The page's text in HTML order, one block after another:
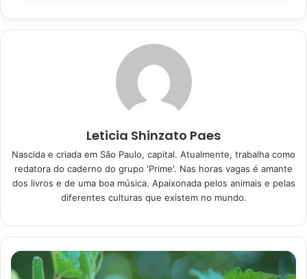
simples
Dicas caseiras para limpar sua casa
de forma rápida e eficaz
28/05/2023
Como expor as suas
plantinhas?
mais do que agradável em sua casa. De modo que, esse
detalhe tornará o seu ambiente muito mais acolhedor e
charmoso.
Leticia Shinzato Paes
Nascida e criada em São Paulo, capital. Atualmente, trabalha como
redatora do caderno do grupo 'Prime'. Nas horas vagas é amante
dos livros e de uma boa música. Apaixonada pelos animais e pelas
diferentes culturas que existem no mundo.